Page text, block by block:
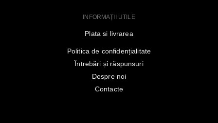
INFORMAȚII UTILE
Plata si livrarea
Politica de confidențialitate
Întrebări și răspunsuri
Despre noi
Contacte